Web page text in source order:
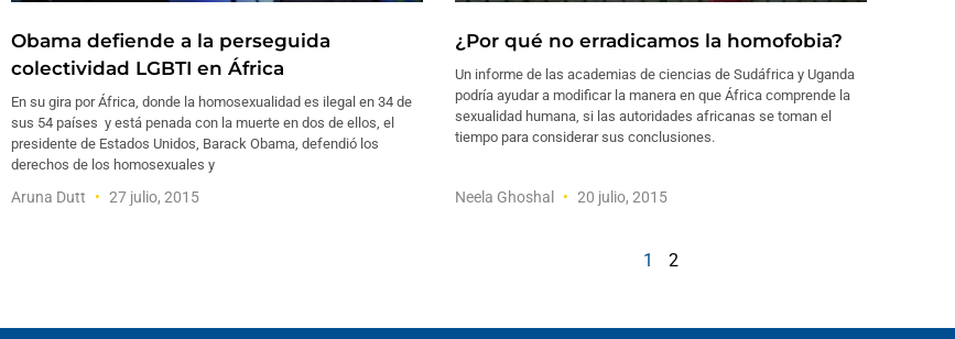
Obama defiende a la perseguida
colectividad LGBTI en África
En su gira por África, donde la homosexualidad es ilegal en 34 de
sus 54 países y está penada con la muerte en dos de ellos, el
presidente de Estados Unidos, Barack Obama, defendió los
derechos de los homosexuales y
Aruna Dutt 27 julio, 2015
¿Por qué no erradicamos la homofobia?
Un informe de las academias de ciencias de Sudáfrica y Uganda
podría ayudar a modificar la manera en que África comprende la
sexualidad humana, si las autoridades africanas se toman el
tiempo para considerar sus conclusiones.
Neela Ghoshal 20 julio, 2015
1 2